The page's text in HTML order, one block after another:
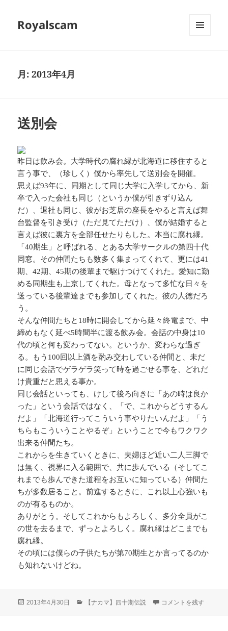
Royalscam
月:2013年4月
送別会
昨日は飲み会。大学時代の腐れ縁が北海道に移住すると
言う事で、（珍しく）僕から率先して送別会を開催。
思えば93年に、同期として同じ大学に入学してから、新
卒で入った会社も同じ（というか僕が引きずり込ん
だ）、退社も同じ、彼がお芝居の座長をやると言えば舞
台監督を引き受け（ただ見てただけ）、僕が結婚すると
言えば彼に裏方を全部任せたりもした。本当に腐れ縁。
「40期生」と呼ばれる、とある大学サークルの第四十代
同窓。その仲間たちも数多く集まってくれて、更には41
期、42期、45期の後輩まで駆けつけてくれた。愛知に勤
める同期生も上京してくれた。母となって多忙な日々を
送っている後輩達までも参加してくれた。彼の人徳だろ
う。
そんな仲間たちと18時に開会してから延々終電まで、中
締めもなく延べ5時間半に渡る飲み会。会話の中身は10
代の頃と何も変わってない。というか、変わらな過ぎ
る。もう100回以上酒を酌み交わしている仲間と、未だ
に同じ会話でゲラゲラ笑って時を過ごせる事を、どれだ
け貴重だと思える事か。
同じ会話といっても、けして後ろ向きに「あの時は良か
った」という会話ではなく、「で、これからどうするん
だよ」「北海道行ってこういう事やりたいんだよ」「う
ちらもこういうことやるぞ」ということで今もワクワク
出来る仲間たち。
これからを生きていくときに、夫婦ほど近い二人三脚で
は無く、視界に入る範囲で、共に歩んでいる（そしてこ
れまでも歩んできた道程をお互いに知っている）仲間た
ちが多数居ること。前進するときに、これ以上心強いも
のが有るものか。
ありがとう。そしてこれからもよろしく。多分全員がこ
の世を去るまで、ずっとよろしく。腐れ縁はどこまでも
腐れ縁。
その頃には僕らの子供たちが第70期生とか言ってるのか
も知れないけどね。
投
2013年4月30日
カ【ナカマ】四十期伝説 送別会 に
コメントを残す